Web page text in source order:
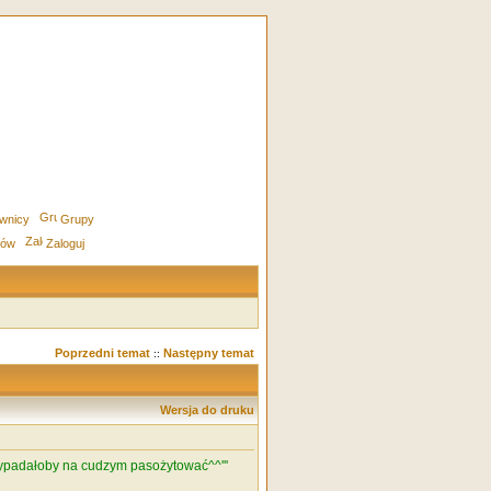
Grupy
Zaloguj
Poprzedni temat:: Następny temat
Wersja do druku
na cudzym pasożytować^^'''